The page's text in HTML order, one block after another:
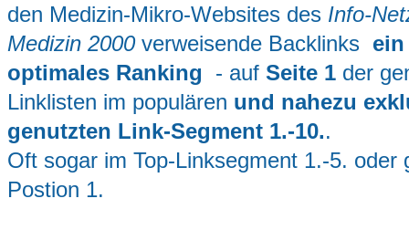
den Medizin-Mikro-Websites des Info-
Medizin 2000 verweisende Backlinks ein
optimales Ranking
- auf Seite 1 der
Linklisten im populären und nahezu
genutzten Link-Segment 1.-10..
Oft sogar im Top-Linksegment 1.-5. oder
Postion 1.